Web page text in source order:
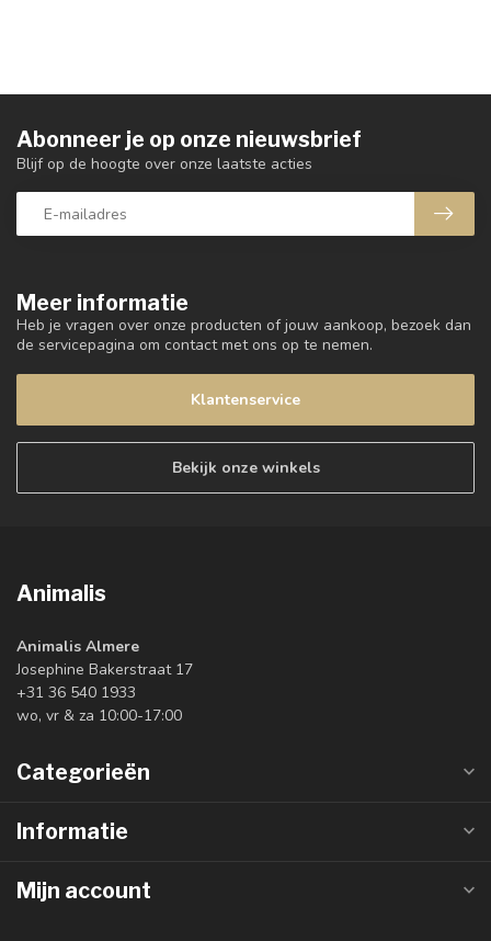
Meer informatie
Heb je vragen over onze producten of jouw aankoop, bezoek dan
de servicepagina om contact met ons op te nemen.
Klantenservice
Bekijk onze winkels
Abonneer je op onze nieuwsbrief
Blijf op de hoogte over onze laatste acties
Animalis
Animalis Almere
Josephine Bakerstraat 17
+31 36 540 1933
wo, vr & za 10:00-17:00
Categorieën
Informatie
Mijn account